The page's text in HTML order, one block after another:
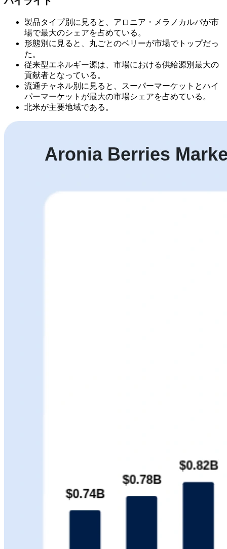
製品タイプ別に見ると、アロニア・メラノカルパが市
場で最大のシェアを占めている。
形態別に見ると、丸ごとのベリーが市場でトップだっ
た。
従来型エネルギー源は、市場における供給源別最大の
貢献者となっている。
流通チャネル別に見ると、スーパーマーケットとハイ
パーマーケットが最大の市場シェアを占めている。
北米が主要地域である。